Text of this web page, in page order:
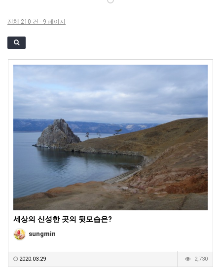
전체 210 건 - 9 페이지
세상의 신성한 곳의 뒷모습은?
sungmin
2020.03.29 2,730